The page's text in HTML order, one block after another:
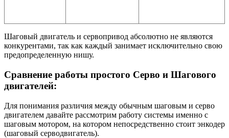
Шаговый двигатель и сервопривод абсолютно не являются
конкурентами, так как каждый занимает исключительно свою
предопределенную нишу.
Сравнение работы простого Серво и Шагового
двигателей:
Для понимания различия между обычным шаговым и серво
двигателем давайте рассмотрим работу системы именно с
шаговым мотором, на котором непосредственно стоит энкодер
(шаговый серводвигатель).